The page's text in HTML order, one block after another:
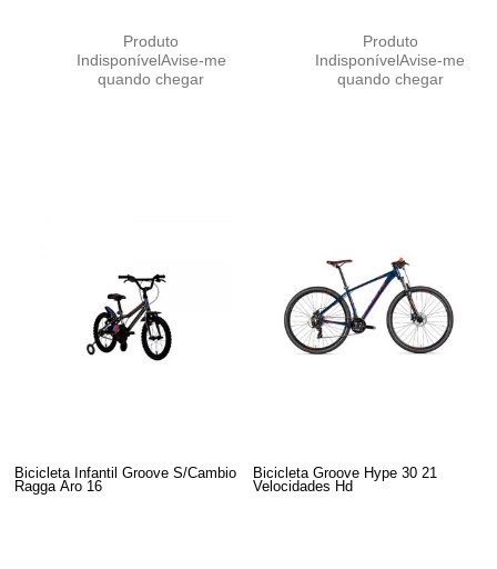
Produto
IndisponívelAvise-me
quando chegar
Produto
IndisponívelAvise-me
quando chegar
Bicicleta Infantil Groove S/Cambio
Ragga Aro 16
Bicicleta Groove Hype 30 21
Velocidades Hd